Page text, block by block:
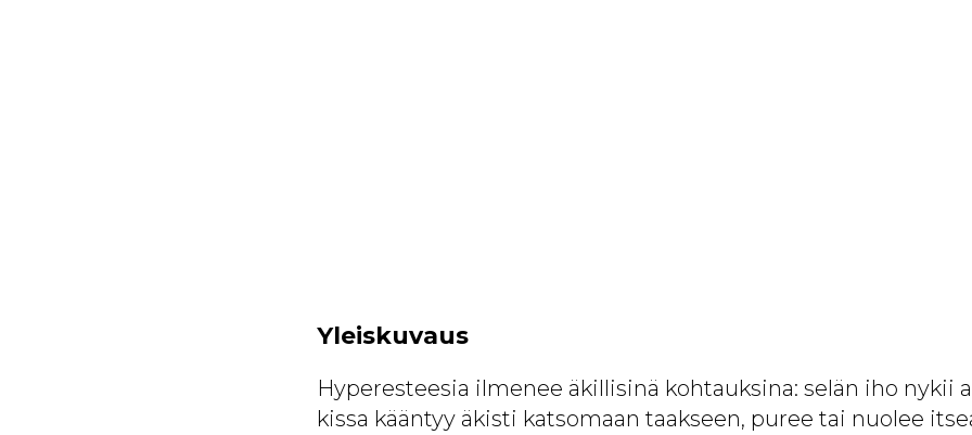
Yleiskuvaus
Hyperesteesia ilmenee äkillisinä kohtauksina: selän iho nykii
kissa kääntyy äkisti katsomaan taakseen, puree tai nuolee